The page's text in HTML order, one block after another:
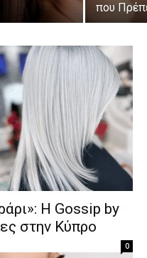
που
Η Gossip by
στην Κύπρο
0